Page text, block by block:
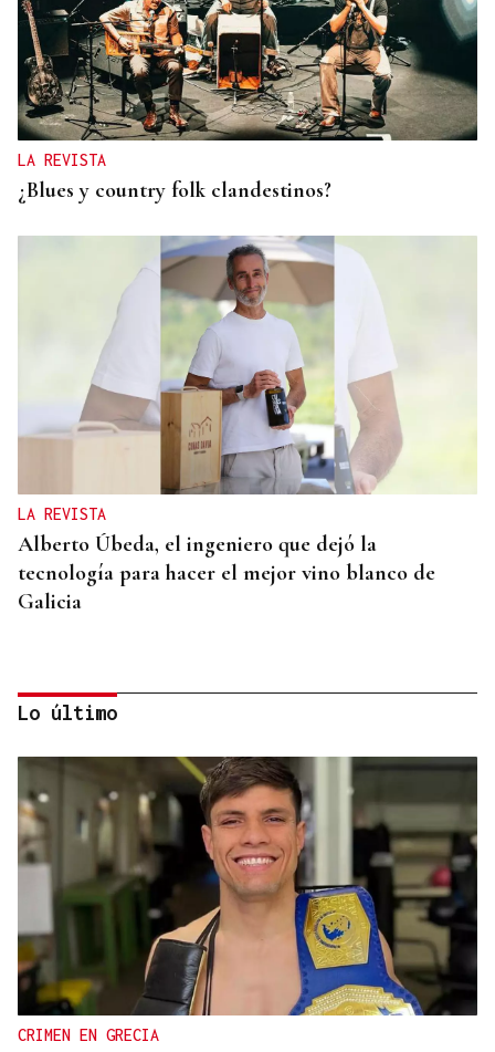
LA REVISTA
¿Blues y country folk clandestinos?
LA REVISTA
Alberto Úbeda, el ingeniero que dejó la
tecnología para hacer el mejor vino blanco de
Galicia
La playlist de... Pablo Amann
Lo último
CRIMEN EN GRECIA